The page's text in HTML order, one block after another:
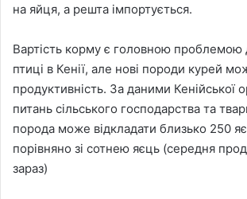
на яйця, а решта імпортується.
Вартість корму є головною проблемою
птиці в Кенії, але нові породи курей
продуктивність. За даними Кенійської
питань сільського господарства та
порода може відкладати близько 250
порівняно зі сотнею яєць (середня
зараз)